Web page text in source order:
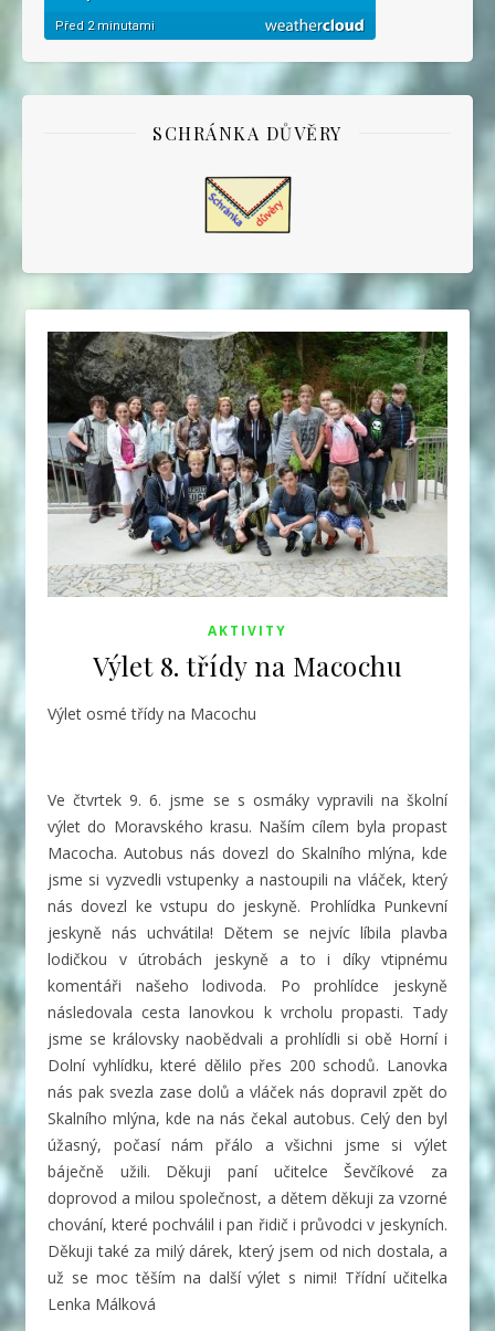
SCHRÁNKA DŮVĚRY
AKTIVITY
Výlet 8. třídy na Macochu
Výlet osmé třídy na Macochu
Ve čtvrtek 9. 6. jsme se s osmáky vypravili na školní
výlet do Moravského krasu. Naším cílem byla propast
Macocha. Autobus nás dovezl do Skalního mlýna, kde
jsme si vyzvedli vstupenky a nastoupili na vláček, který
nás dovezl ke vstupu do jeskyně. Prohlídka Punkevní
jeskyně nás uchvátila! Dětem se nejvíc líbila plavba
lodičkou v útrobách jeskyně a to i díky vtipnému
komentáři našeho lodivoda. Po prohlídce jeskyně
následovala cesta lanovkou k vrcholu propasti. Tady
jsme se královsky naobědvali a prohlídli si obě Horní i
Dolní vyhlídku, které dělilo přes 200 schodů. Lanovka
nás pak svezla zase dolů a vláček nás dopravil zpět do
Skalního mlýna, kde na nás čekal autobus. Celý den byl
úžasný, počasí nám přálo a všichni jsme si výlet
báječně užili. Děkuji paní učitelce Ševčíkové za
doprovod a milou společnost, a dětem děkuji za vzorné
chování, které pochválil i pan řidič i průvodci v jeskyních.
Děkuji také za milý dárek, který jsem od nich dostala, a
už se moc těším na další výlet s nimi! Třídní učitelka
Lenka Málková